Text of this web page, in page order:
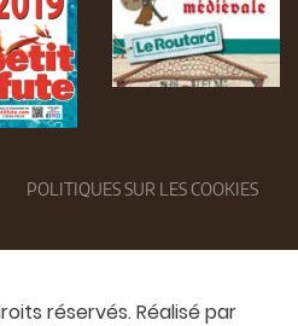
POLITIQUES SUR LES COOKIES
réservés. Réalisé par